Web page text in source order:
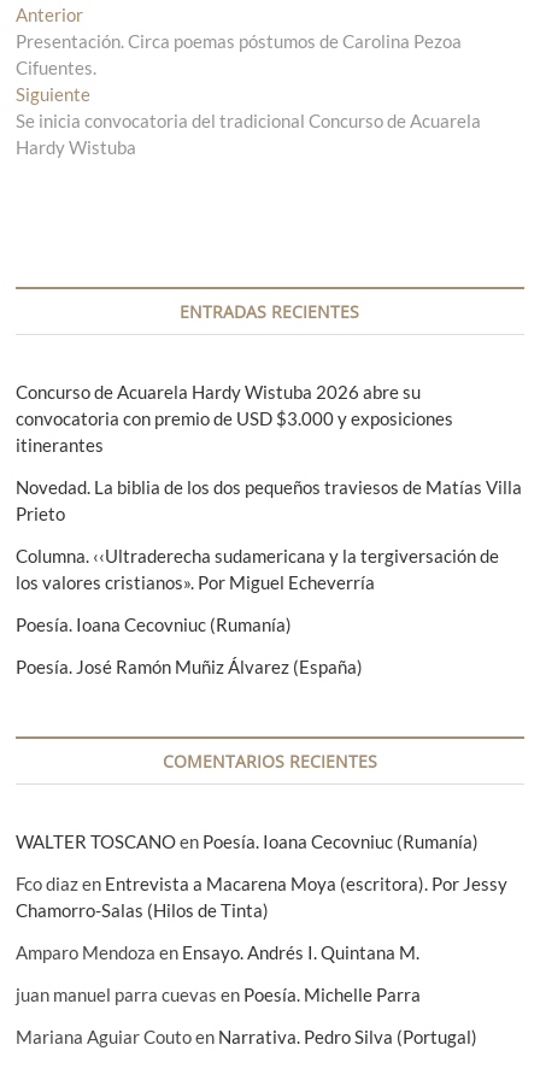
N
a
v
e
i
ó
d
e
e
n
t
r
a
d
s
Anterior
n
t
r
a
d
i
r
:
Presentación. Circa poemas póstumos de Carolina Pezoa
Cifuentes.
Siguiente
n
t
g
e
n
e
Se inicia convocatoria del tradicional Concurso de Acuarela
Hardy Wistuba
ENTRADAS RECIENTES
Concurso de Acuarela Hardy Wistuba 2026 abre su
convocatoria con premio de USD $3.000 y exposiciones
itinerantes
Novedad. La biblia de los dos pequeños traviesos de Matías Villa
Prieto
Columna. ‹‹Ultraderecha sudamericana y la tergiversación de
los valores cristianos». Por Miguel Echeverría
Poesía. Ioana Cecovniuc (Rumanía)
Poesía. José Ramón Muñiz Álvarez (España)
COMENTARIOS RECIENTES
WALTER TOSCANOen Poesía. Ioana Cecovniuc (Rumanía)
Fco diazen Entrevista a Macarena Moya (escritora). Por Jessy
Chamorro-Salas (Hilos de Tinta)
Amparo Mendoza en Ensayo. Andrés I. Quintana M.
juan manuel parra cuevas en Poesía. Michelle Parra
Mariana Aguiar Coutoen Narrativa. Pedro Silva (Portugal)